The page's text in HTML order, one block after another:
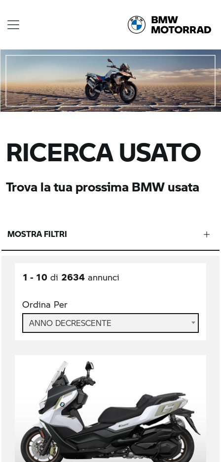
RICERCA USATO
Trova la tua prossima BMW usata
MOSTRA FILTRI
1 - 10 di 2634 annunci
Ordina Per
ANNO DECRESCENTE